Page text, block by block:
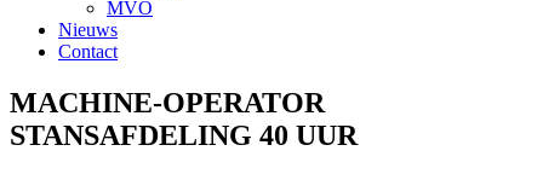
MVO
Nieuws
Contact
MACHINE-OPERATOR
STANSAFDELING 40 UUR